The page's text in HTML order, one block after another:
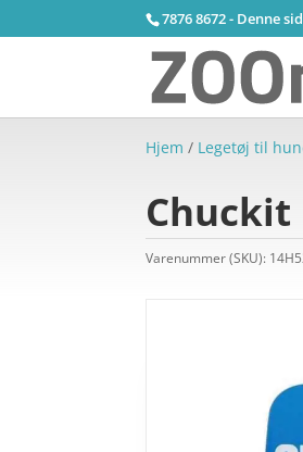
7876 8672 - Denne
Hjem / Legetøj til
Chuckit
Varenummer (SKU):